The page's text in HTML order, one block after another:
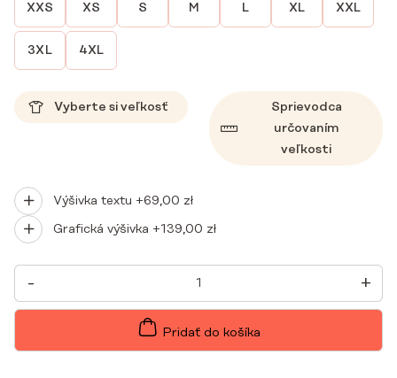
XXS XS S M L XL XXL
3XL 4XL
Vyberte si veľkosť
Sprievodca
určovaním
veľkosti
Výšivka textu +69,00 zł
Grafická výšivka +139,00 zł
-
MNOŽSTVO
DÁMSKA
LEKÁRSKA
BLÚZKA
+
Pridať do košíka